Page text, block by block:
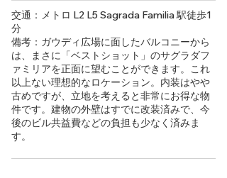
交通：メトロ L2 L5 Sagrada Familia 駅徒歩1
分
備考：ガウディ広場に面したバルコニーから
は、まさに「ベストショット」のサグラダフ
ァミリアを正面に望むことができます。これ
以上ない理想的なロケーション。内装はやや
古めですが、立地を考えると非常にお得な物
件です。建物の外壁はすでに改装済みで、今
後のビル共益費などの負担も少なく済みま
す。